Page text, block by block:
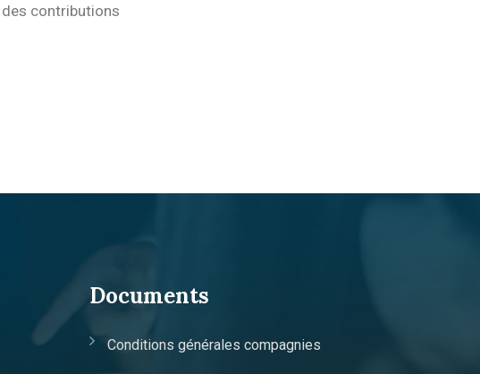
des contributions
Documents
Conditions générales compagnies